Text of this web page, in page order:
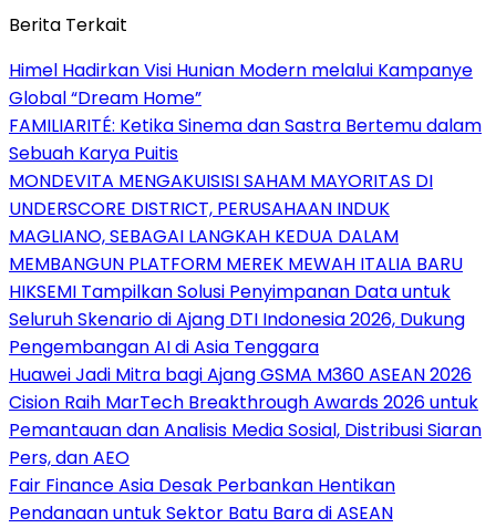
Berita Terkait
Himel Hadirkan Visi Hunian Modern melalui Kampanye
Global “Dream Home”
FAMILIARITÉ: Ketika Sinema dan Sastra Bertemu dalam
Sebuah Karya Puitis
MONDEVITA MENGAKUISISI SAHAM MAYORITAS DI
UNDERSCORE DISTRICT, PERUSAHAAN INDUK
MAGLIANO, SEBAGAI LANGKAH KEDUA DALAM
MEMBANGUN PLATFORM MEREK MEWAH ITALIA BARU
HIKSEMI Tampilkan Solusi Penyimpanan Data untuk
Seluruh Skenario di Ajang DTI Indonesia 2026, Dukung
Pengembangan AI di Asia Tenggara
Huawei Jadi Mitra bagi Ajang GSMA M360 ASEAN 2026
Cision Raih MarTech Breakthrough Awards 2026 untuk
Pemantauan dan Analisis Media Sosial, Distribusi Siaran
Pers, dan AEO
Fair Finance Asia Desak Perbankan Hentikan
Pendanaan untuk Sektor Batu Bara di ASEAN